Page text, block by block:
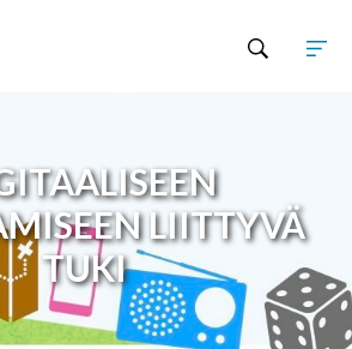
LIITTYVÄ
TUKI